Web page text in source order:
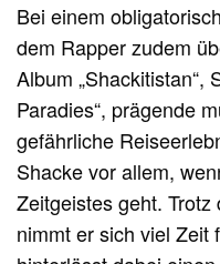
Bei einem
dem Rapper zudem
Album „Shackitistan“,
Paradies“, prägende
gefährliche
Shacke vor allem,
Zeitgeistes geht.
nimmt er sich viel Zeit